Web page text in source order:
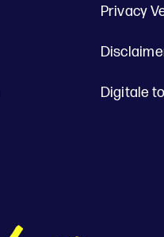
Privacy
Digitale